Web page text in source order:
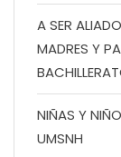
A SER
MADRES Y
NIÑAS Y
UMSNH